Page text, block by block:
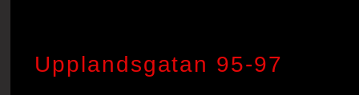
Upplandsgatan 95-97